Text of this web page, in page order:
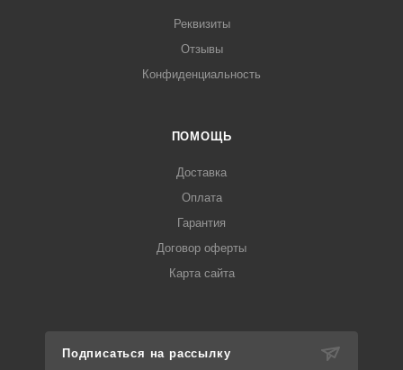
Реквизиты
Отзывы
Конфиденциальность
ПОМОЩЬ
Доставка
Оплата
Гарантия
Договор оферты
Карта сайта
Подписаться на рассылку